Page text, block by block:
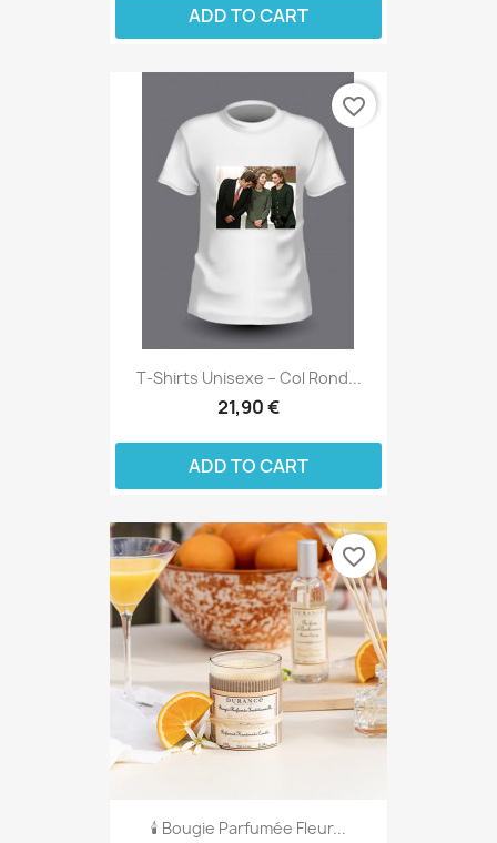
ADD TO CART
T‑shirts Unisexe – Col Rond...
21,90 €
ADD TO CART
favorite_border
🕯️ Bougie Parfumée Fleur...
favorite_border